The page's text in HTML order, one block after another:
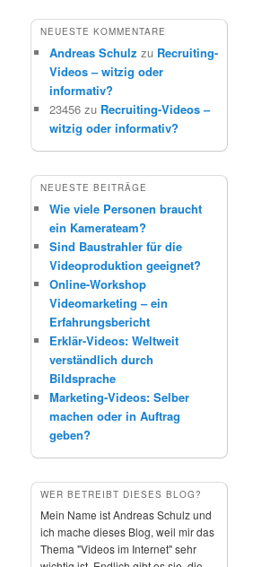
NEUESTE KOMMENTARE
Andreas Schulz zu Recruiting-
Videos – witzig oder
informativ?
23456 zu Recruiting-Videos –
witzig oder informativ?
NEUESTE BEITRÄGE
Wie viele Personen braucht
ein Kamerateam?
Sind Baustrahler für die
Videoproduktion geeignet?
Online-Workshop
Videomarketing – ein
Erfahrungsbericht
Erklär-Videos: Weltweit
verständlich durch
Bildsprache
Marketing-Videos: Selber
machen oder in Auftrag
geben?
WER BETREIBT DIESES BLOG?
Mein Name ist Andreas Schulz und
ich mache dieses Blog, weil mir das
Thema "Videos im Internet" sehr